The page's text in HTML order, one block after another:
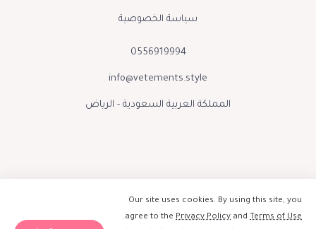
سياسة الخصوصية
0556919994
info@vetements.style
المملكة العربية السعودية - الرياض
Our site uses cookies. By using this site, you
agree to the Privacy Policy and Terms of Use
.